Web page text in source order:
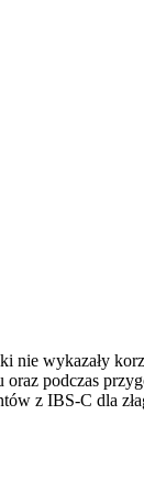
nie wykazały
podczas
z IBS-C dla